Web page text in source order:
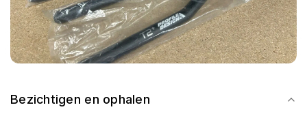
Bezichtigen en ophalen